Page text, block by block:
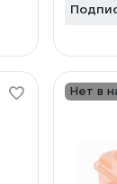
Нет в